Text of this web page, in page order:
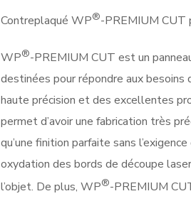
Contreplaqué WP®-PREMIUM CUT
WP®-PREMIUM CUT est un
destinées pour répondre aux besoins
haute précision et des excellentes
permet d’avoir une fabrication très
qu’une finition parfaite sans
oxydation des bords de découpe
l’objet. De plus, WP®-PREMIUM